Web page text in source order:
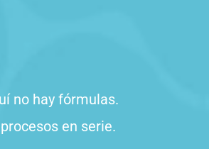
no hay fórmulas.
en serie.